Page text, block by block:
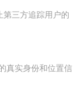
三方追踪用户的
真实身份和位置信